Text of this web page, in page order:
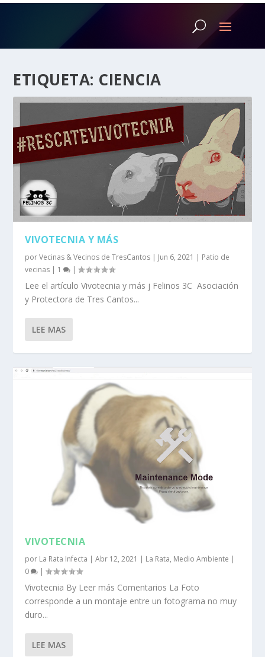
ETIQUETA: CIENCIA
VIVOTECNIA Y MÁS
porVecinas & Vecinos de TresCantos | Jun 6, 2021 | Patio de
vecinas | 1 |
Lee el artículo Vivotecnia y más j Felinos 3C Asociación
y Protectora de Tres Cantos...
LEE MAS
VIVOTECNIA
por La Rata Infecta |Abr 12, 2021 | La Rata, Medio Ambiente |
0
|
Vivotecnia By Leer más Comentarios La Foto
corresponde a un montaje entre un fotograma no muy
duro...
LEE MAS